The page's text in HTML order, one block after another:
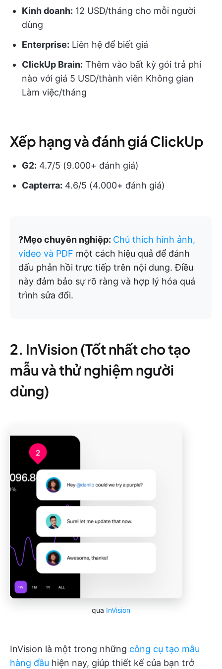
Kinh doanh: 12 USD/tháng cho mỗi người
dùng
Enterprise: Liên hệ để biết giá
ClickUp Brain: Thêm vào bất kỳ gói trả phí
nào với giá 5 USD/thành viên Không gian
Làm việc/tháng
Xếp hạng và đánh giá ClickUp
G2: 4.7/5 (9.000+ đánh giá)
Capterra: 4.6/5 (4.000+ đánh giá)
?Mẹo chuyên nghiệp: Chú thích hình ảnh,
video và PDF một cách hiệu quả để đánh
dấu phản hồi trực tiếp trên nội dung. Điều
này đảm bảo sự rõ ràng và hợp lý hóa quá
trình sửa đổi.
2. InVision (Tốt nhất cho tạo
mẫu và thử nghiệm người
dùng)
qua InVision
InVision là một trong những công cụ tạo mẫu
hàng đầu hiện nay, giúp thiết kế của bạn trở